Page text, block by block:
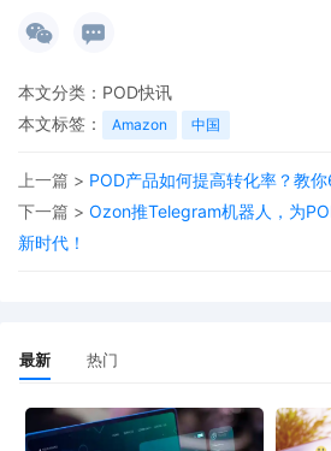
元，且活跃卖家的平均流量增长了31%。
地域分布来看，中国卖家依然占据主导地
美国卖家仅占16.3%，这反映出亚马逊正
设施，而非创业的实验田。
对于POD电商平台对接而言，亚马逊这
含着机遇。POD模式强调按需生产，能够
们提供了交流和分享的平台，大家可以在
本文分类： POD快讯
本文标签：
Amazon 中国
上一篇 > POD产品如何提高转化率？教
下一篇 > Ozon推Telegram机器人，为
新时代！
最新 热门